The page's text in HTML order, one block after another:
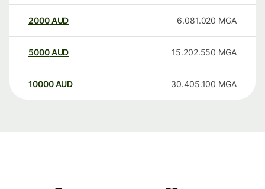
2000AUD 6.081.020 MGA
5000AUD 15.202.550 MGA
10000 AUD 30.405.100 MGA